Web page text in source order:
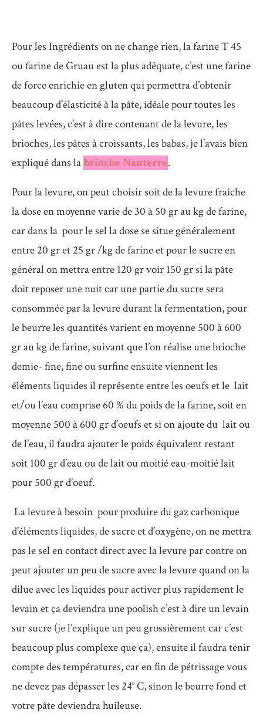
Pour les Ingrédients on ne change rien, la farine T 45
ou farine de Gruau est la plus adéquate, c’est une farine
de force enrichie en gluten qui permettra d’obtenir
beaucoup d’élasticité à la pâte, idéale pour toutes les
pâtes levées, c’est à dire contenant de la levure, les
brioches, les pâtes à croissants, les babas, je l’avais bien
expliqué dans labrioche Nanterre.
Pour la levure, on peut choisir soit de la levure fraîche
la dose en moyenne varie de 30 à 50 gr au kg de farine,
car dans la pour le sel la dose se situe généralement
entre 20 gr et 25 gr /kg de farine et pour le sucre en
général on mettra entre 120 gr voir 150 gr si la pâte
doit reposer une nuit car une partie du sucre sera
consommée par la levure durant la fermentation, pour
le beurre les quantités varient en moyenne 500 à 600
gr au kg de farine, suivant que l’on réalise une brioche
demie- fine, fine ou surfine ensuite viennent les
éléments liquides il représente entre les oeufs et le lait
et/ou l’eau comprise 60 % du poids de la farine, soit en
moyenne 500 à 600 gr d’oeufs et si on ajoute du lait ou
de l’eau, il faudra ajouter le poids équivalent restant
soit 100 gr d’eau ou de lait ou moitié eau-moitié lait
pour 500 gr d’oeuf.
La levure à besoin pour produire du gaz carbonique
d’éléments liquides, de sucre et d’oxygène, on ne mettra
pas le sel en contact direct avec la levure par contre on
peut ajouter un peu de sucre avec la levure quand on la
dilue avec les liquides pour activer plus rapidement le
levain et ça deviendra une poolish c’est à dire un levain
sur sucre (je l’explique un peu grossièrement car c’est
beaucoup plus complexe que ça), ensuite il faudra tenir
compte des températures, car en fin de pétrissage vous
ne devez pas dépasser les 24° C, sinon le beurre fond et
votre pâte deviendra huileuse.